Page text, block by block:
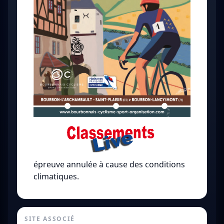
épreuve annulée à cause des conditions
climatiques.
SITE ASSOCIÉ